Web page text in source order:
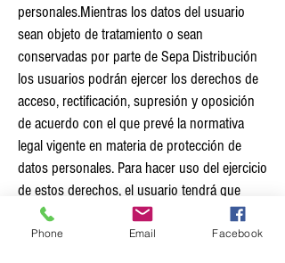
personales.Mientras los datos del usuario
sean objeto de tratamiento o sean
conservadas por parte de Sepa Distribución
los usuarios podrán ejercer los derechos de
acceso, rectificación, supresión y oposición
de acuerdo con el que prevé la normativa
legal vigente en materia de protección de
datos personales. Para hacer uso del ejercicio
de estos derechos, el usuario tendrá que
dirigirse por medio de comunicación escrita a
la dirección siguiente: Sepa Distribución C/
Phone Email Facebook